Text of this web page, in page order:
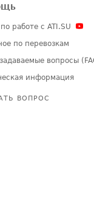
работе с ATI.SU
по перевозкам
вопросы
информация
ВОПРОС